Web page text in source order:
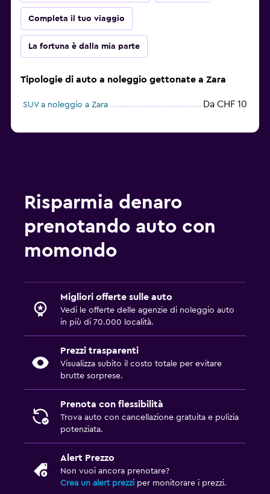
Completa il tuo viaggio
La fortuna è dalla mia parte
Tipologie di auto a noleggio gettonate a Zara
SUV a noleggio a Zara Da CHF 10
Risparmia denaro
prenotando auto con
momondo
Migliori offerte sulle auto
Vedi le offerte delle agenzie di noleggio auto
in più di 70.000 località.
Prezzi trasparenti
Visualizza subito il costo totale per evitare
brutte sorprese.
Prenota con flessibilità
Trova auto con cancellazione gratuita e pulizia
potenziata.
Alert Prezzo
Non vuoi ancora prenotare?
Crea un alert prezzi per monitorare i prezzi.